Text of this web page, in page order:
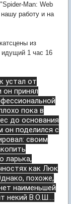
Man: Web
работу и на
из
идущий 1 час 16
устал от
он принял
пока в
до основания
он поделился с
своим
ларька,
как Люк
похоже,
наименьшей
некий В.О.Ш....